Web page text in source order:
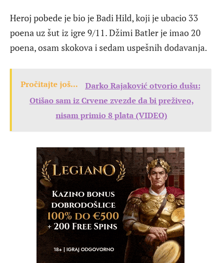
Heroj pobede je bio je Badi Hild, koji je ubacio 33
poena uz šut iz igre 9/11. Džimi Batler je imao 20
poena, osam skokova i sedam uspešnih dodavanja.
Pročitajte još...
Darko Rajaković otvorio dušu:
Otišao sam iz Crvene zvezde da bi preživeo,
nisam primio 8 plata (VIDEO)